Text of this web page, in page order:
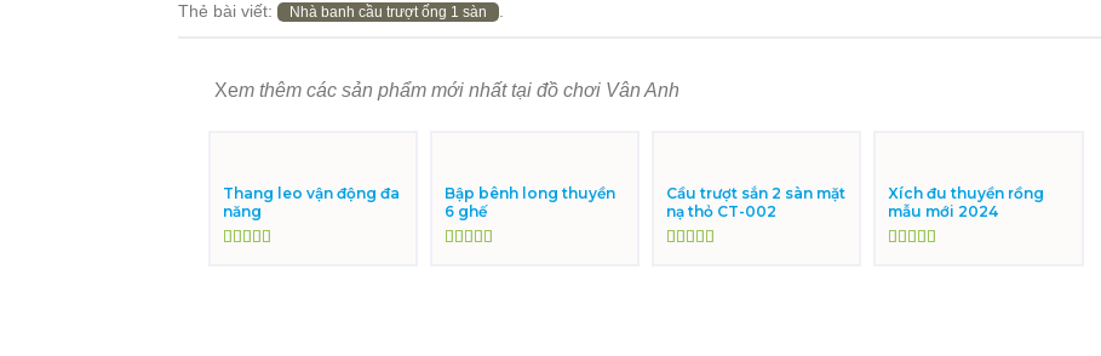
Thẻ bài viết: Nhà banh cầu trượt ống 1 sàn .
Xem thêm các sản phẩm mới nhất tại đồ chơi Vân Anh
Thang leo vận động đa
năng
Bập bênh long thuyền
6 ghế
Cầu trượt sắn 2 sàn mặt
nạ thỏ CT-002
Xích đu thuyền rồng
mẫu mới 2024